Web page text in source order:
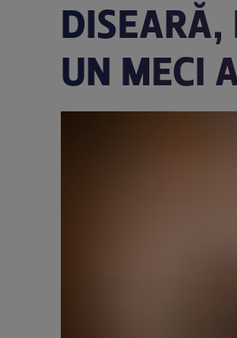
DISEARĂ,
UN MECI